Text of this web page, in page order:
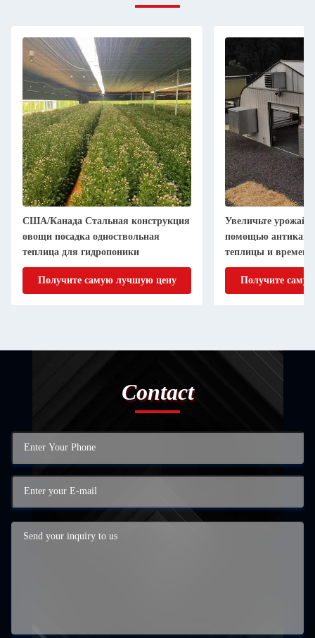
США/Канада Стальная конструкция
овощи посадка одноствольная
теплица для гидропоники
Получите самую лучшую цену
Увеличьте
помощью
теплицы и
Получите
Contact